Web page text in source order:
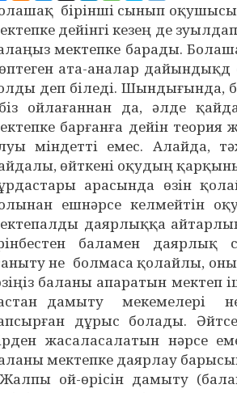
бірінші сынып оқушысы
дейінгі кезең де
мектепке барады.
ата-аналар дайындықд
деп біледі. Шындығында,
ойлағаннан да, әлде
барғанға дейін теория
міндетті емес. Алайда,
өйткені оқудың
арасында өзін
ешнәрсе келмейтін
даярлыққа
баламен даярлық
не болмаса қолайлы,
баланы апаратын мектеп
дамыту мекемелері
дұрыс болады.
жасаласалатын нәрсе
мектепке даярлау
ой-өрісін дамыту